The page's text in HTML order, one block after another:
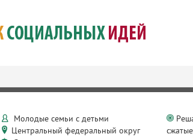
Молодые семьи с детьми
Центральный федеральный округ